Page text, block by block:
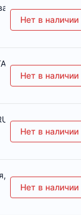
2.4 мм х
Нет в наличии
UR2300,3502
Нет в наличии
Нет в наличии
1,6 ммх15 м]
Нет в наличии